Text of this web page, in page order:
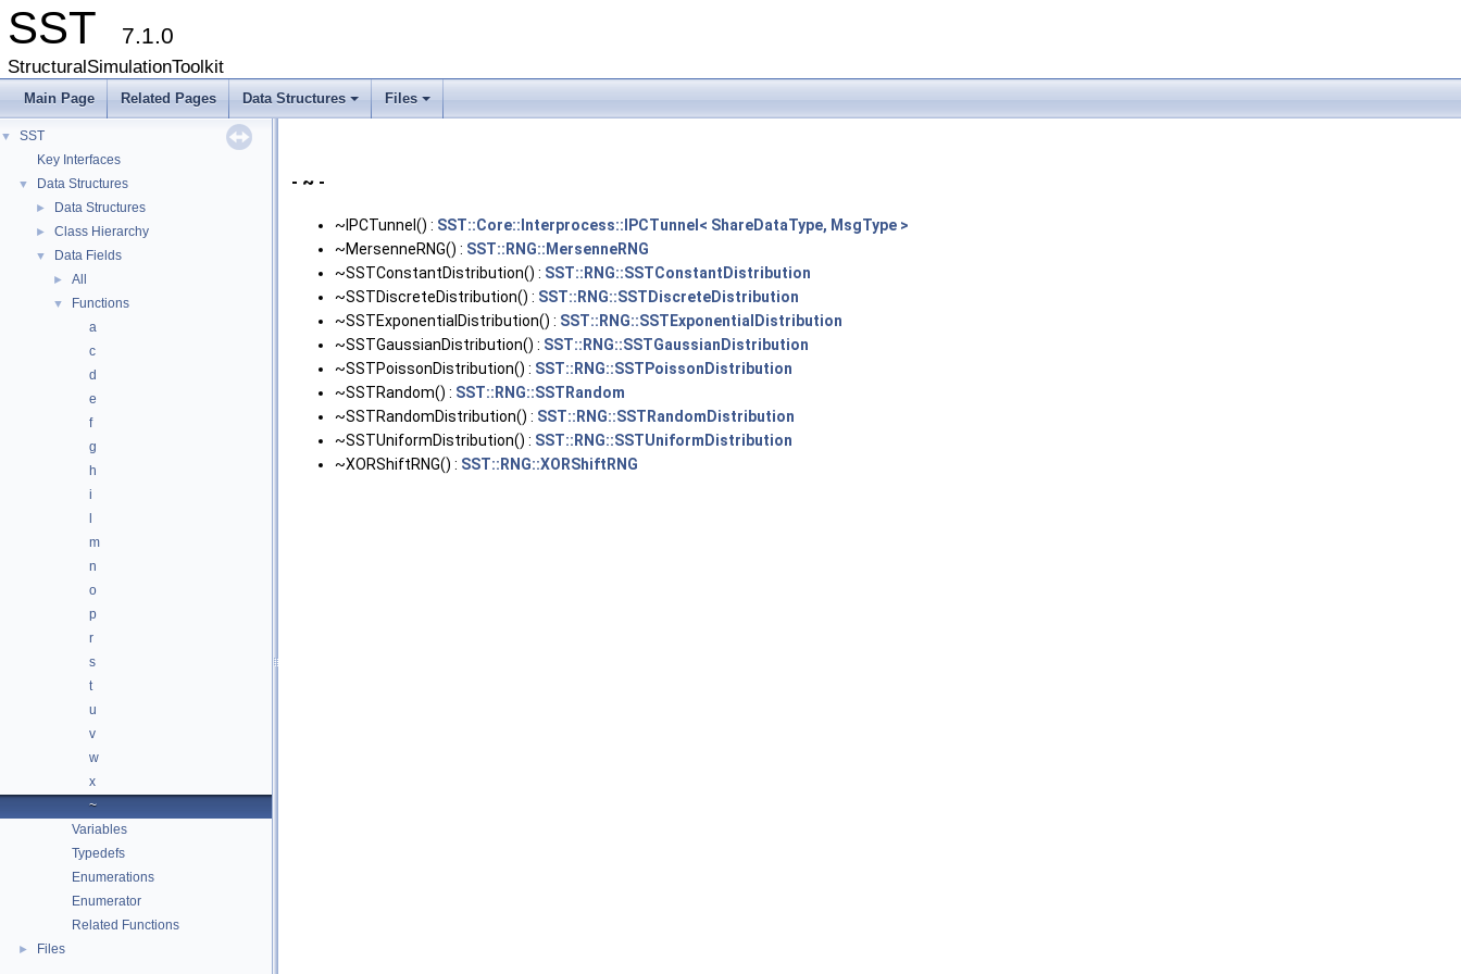
SST 7.1.0
StructuralSimulationToolkit
Main Page Related Pages
+
Data Structures
+
Files
▼
SST
Key Interfaces
▼ Data Structures
► Data Structures
► Class Hierarchy
▼ Data Fields
► All
▼
Functions
a
c
d
e
f
g
h
i
m
n
o
p
r
s
t
u
v
w
x
~
Variables
Typedefs
Enumerations
Enumerator
Related Functions
► Files
- ~ -
~IPCTunnel() : SST::Core::Interprocess::IPCTunnel< ShareDataType, MsgType >
~MersenneRNG() : SST::RNG::MersenneRNG
~SSTConstantDistribution() : SST::RNG::SSTConstantDistribution
~SSTDiscreteDistribution() : SST::RNG::SSTDiscreteDistribution
~SSTExponentialDistribution() : SST::RNG::SSTExponentialDistribution
~SSTGaussianDistribution() : SST::RNG::SSTGaussianDistribution
~SSTPoissonDistribution() : SST::RNG::SSTPoissonDistribution
~SSTRandom() : SST::RNG::SSTRandom
~SSTRandomDistribution() : SST::RNG::SSTRandomDistribution
~SSTUniformDistribution() : SST::RNG::SSTUniformDistribution
~XORShiftRNG() : SST::RNG::XORShiftRNG